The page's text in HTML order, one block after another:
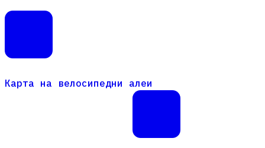
Карта на велосипедни алеи
Карта на велосипедни алеи